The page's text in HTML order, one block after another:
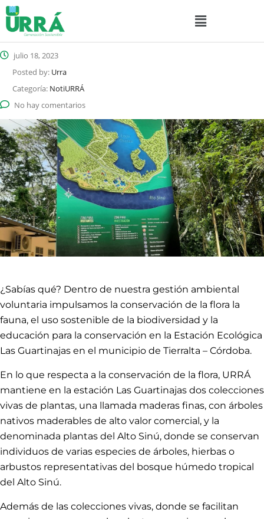
julio 18, 2023
Posted by: Urra
Categoría: NotiURRÁ
No hay comentarios
¿Sabías qué? Dentro de nuestra gestión ambiental
voluntaria impulsamos la conservación de la flora la
fauna, el uso sostenible de la biodiversidad y la
educación para la conservación en la Estación Ecológica
Las Guartinajas en el municipio de Tierralta – Córdoba.
En lo que respecta a la conservación de la flora, URRÁ
mantiene en la estación Las Guartinajas dos colecciones
vivas de plantas, una llamada maderas finas, con árboles
nativos maderables de alto valor comercial, y la
denominada plantas del Alto Sinú, donde se conservan
individuos de varias especies de árboles, hierbas o
arbustos representativas del bosque húmedo tropical
del Alto Sinú.
Además de las colecciones vivas, donde se facilitan